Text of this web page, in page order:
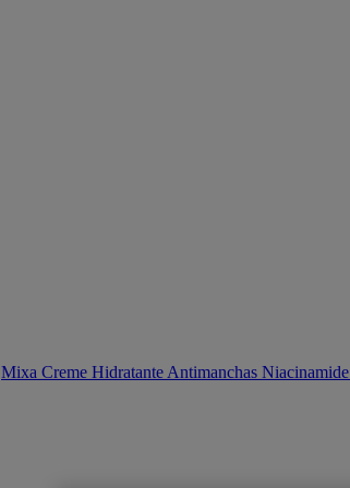
Mixa Creme Hidratante Antimanchas